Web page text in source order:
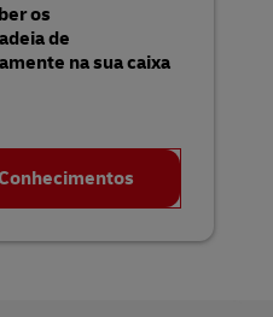
os
de
na sua caixa